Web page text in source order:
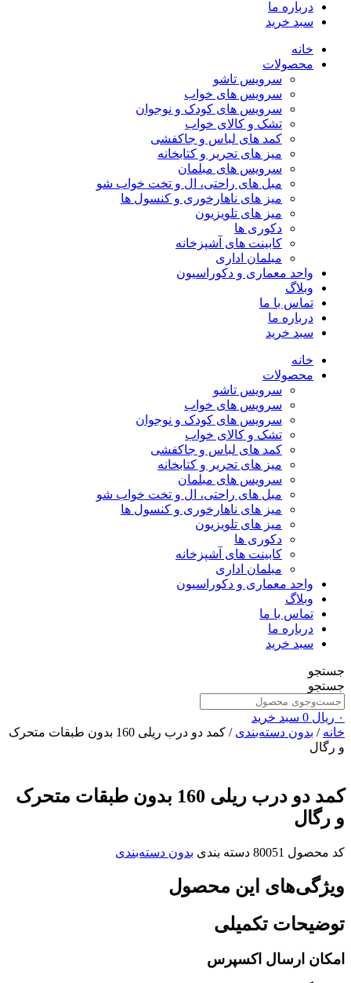
درباره ما
سبد خرید
خانه
محصولات
سرویس تاشو
سرویس های خواب
سرویس های کودک و نوجوان
تشک و کالای خواب
کمد های لباس و جاکفشی
میز های تحریر و کتابخانه
سرویس های مبلمان
مبل های راحتی، ال و تخت خواب شو
میز های ناهارخوری و کنسول ها
میز های تلویزیون
دکوری ها
کابینت های آشپزخانه
مبلمان اداری
واحد معماری و دکوراسیون
وبلاگ
تماس با ما
درباره ما
سبد خرید
خانه
محصولات
سرویس تاشو
سرویس های خواب
سرویس های کودک و نوجوان
تشک و کالای خواب
کمد های لباس و جاکفشی
میز های تحریر و کتابخانه
سرویس های مبلمان
مبل های راحتی، ال و تخت خواب شو
میز های ناهارخوری و کنسول ها
میز های تلویزیون
دکوری ها
کابینت های آشپزخانه
مبلمان اداری
واحد معماری و دکوراسیون
وبلاگ
تماس با ما
درباره ما
سبد خرید
جستجو
جستجو
۰ ریال 0 سبد خرید
خانه / بدون دسته‌بندی
/ کمد دو درب ریلی 160 بدون طبقات متحرک
و رگال
کمد دو درب ریلی 160 بدون طبقات متحرک
و رگال
کد محصول 80051 دسته بندی بدون دسته‌بندی
ویژگی‌های این محصول
توضیحات تکمیلی
امکان ارسال اکسپرس